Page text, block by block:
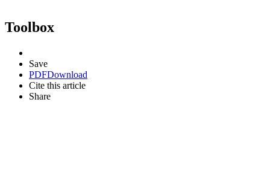
Toolbox
Save
PDFDownload
Cite this article
Share